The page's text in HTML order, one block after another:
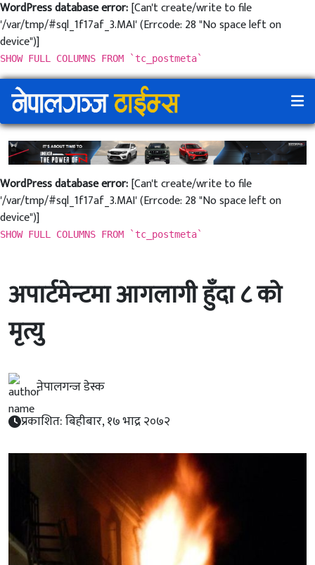
WordPress database error:[Can't create/write to file
'/var/tmp/#sql_1f17af_3.MAI' (Errcode: 28 "No space left on
device")]
SHOW FULL COLUMNS FROM `tc_postmeta`
WordPress database error:[Can't create/write to file
'/var/tmp/#sql_1f17af_3.MAI' (Errcode: 28 "No space left on
device")]
SHOW FULL COLUMNS FROM `tc_postmeta`
अपार्टमेन्टमा आगलागी हुँदा ८ को
मृत्यु
नेपालगन्ज डेस्क
प्रकाशित: बिहीबार, १७ भाद्र २०७२